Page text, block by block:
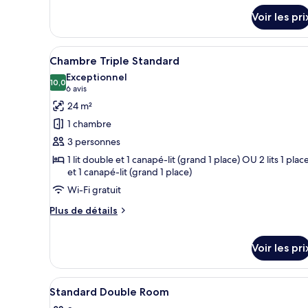
type
de
chambre
Chambre
Double
Standard
Voir les
Afficher
toutes
les
photos
pour
ce
type
de
chambre :
Chambre
Triple
Une chambre d’hôtel
11
Chambre Triple Standard
10,010,0 sur 10
Exceptionnel
6 avis
(6 avis)
24 m²
1 chambre
3 personnes
1 lit double et 1 canapé-lit (grand 1 place) OU 2 lits 1
et 1 canapé-lit (grand 1 place)
Wi-Fi gratuit
Plus de détails
Plus
le
type
de
chambre
Voir les
Afficher
toutes
Une chambre moderne avec
4
Standard Double Room